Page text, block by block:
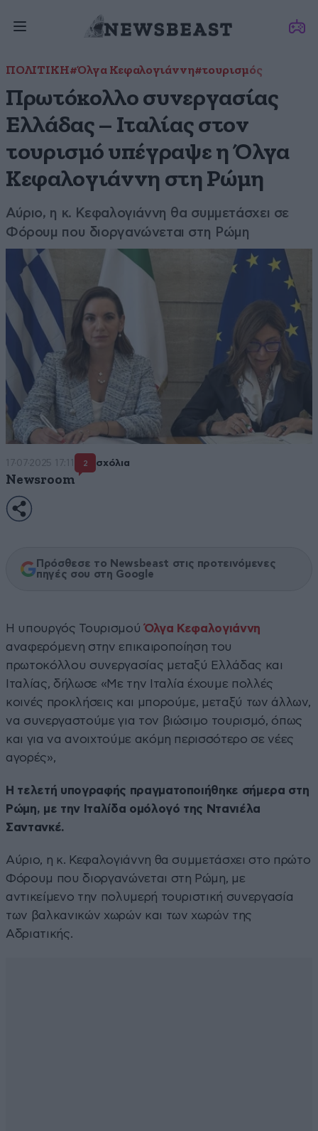
ΠΟΛΙΤΙΚΗ#Όλγα Κεφαλογιάννη#τουρισμός
Πρωτόκολλο συνεργασίας
Ελλάδας – Ιταλίας στον
τουρισμό υπέγραψε η Όλγα
Κεφαλογιάννη στη Ρώμη
Αύριο, η κ. Κεφαλογιάννη θα συμμετάσχει σε
Φόρουμ που διοργανώνεται στη Ρώμη
17·07·2025 17:11 2 σχόλια
Newsroom
Πρόσθεσε το Newsbeast στις προτεινόμενες
πηγές σου στη Google
Η υπουργός ΤουρισμούΌλγα Κεφαλογιάννη
αναφερόμενη στην επικαιροποίηση του
πρωτοκόλλου συνεργασίας μεταξύ Ελλάδας και
Ιταλίας, δήλωσε «Με την Ιταλία έχουμε πολλές
κοινές προκλήσεις και μπορούμε, μεταξύ των άλλων,
να συνεργαστούμε για τον βιώσιμο τουρισμό, όπως
και για να ανοιχτούμε ακόμη περισσότερο σε νέες
αγορές»,
Η τελετή υπογραφής πραγματοποιήθηκε σήμερα στη
Ρώμη, με την Ιταλίδα ομόλογό της Ντανιέλα
Σαντανκέ.
Αύριο, η κ. Κεφαλογιάννη θα συμμετάσχει στο πρώτο
Φόρουμ που διοργανώνεται στη Ρώμη, με
αντικείμενο την πολυμερή τουριστική συνεργασία
των βαλκανικών χωρών και των χωρών της
Αδριατικής.